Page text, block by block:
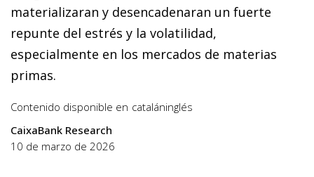
materializaran y desencadenaran un fuerte
repunte del estrés y la volatilidad,
especialmente en los mercados de materias
primas.
Contenido disponible en cataláninglés
CaixaBank Research
10 de marzo de 2026